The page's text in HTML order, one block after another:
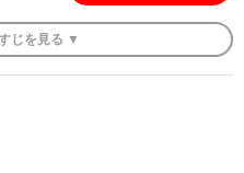
じを 見る ▼